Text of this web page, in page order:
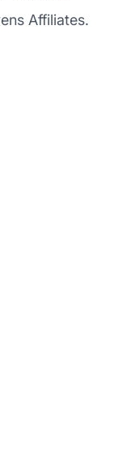
Affiliates.